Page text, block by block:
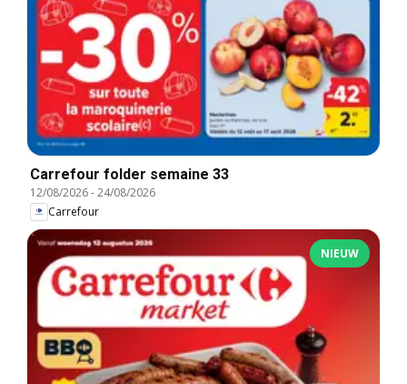
Carrefour folder semaine 33
12/08/2026-24/08/2026
Carrefour
NIEUW